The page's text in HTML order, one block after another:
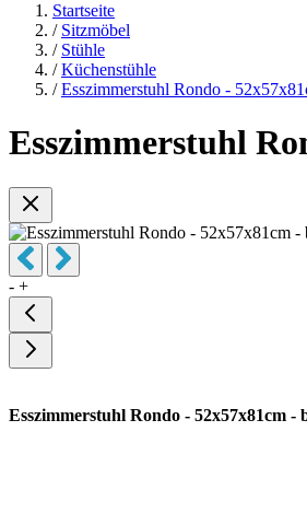
Startseite
/ Sitzmöbel
/ Stühle
/ Küchenstühle
/ Esszimmerstuhl Rondo -
Esszimmerstuhl
- +
Esszimmerstuhl Rondo - 52x57x81cm -